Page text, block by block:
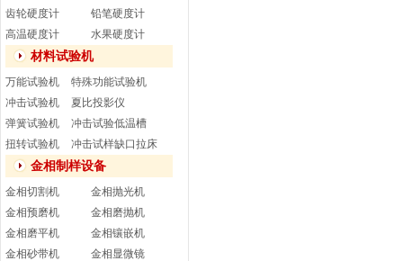
齿轮硬度计
铅笔硬度计
高温硬度计
水果硬度计
材料试验机
万能试验机
特殊功能试验机
冲击试验机
夏比投影仪
弹簧试验机
冲击试验低温槽
扭转试验机
冲击试样缺口拉床
金相制样设备
金相切割机
金相抛光机
金相预磨机
金相磨抛机
金相磨平机
金相镶嵌机
金相砂带机
金相显微镜